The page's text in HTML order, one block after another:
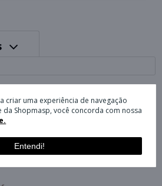
criar uma experiência de navegação
da Shopmasp, você concorda com nossa
Entendi!